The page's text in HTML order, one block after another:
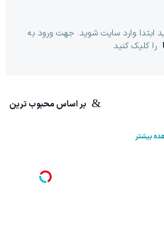
ابتدا وارد سایت شوید. جهت ورود به
را کلیک کنید
بر اساس محبوب ترین
بیشتر